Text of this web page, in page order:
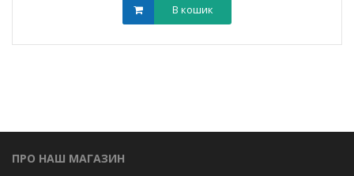
В кошик
ПРО НАШ МАГАЗИН